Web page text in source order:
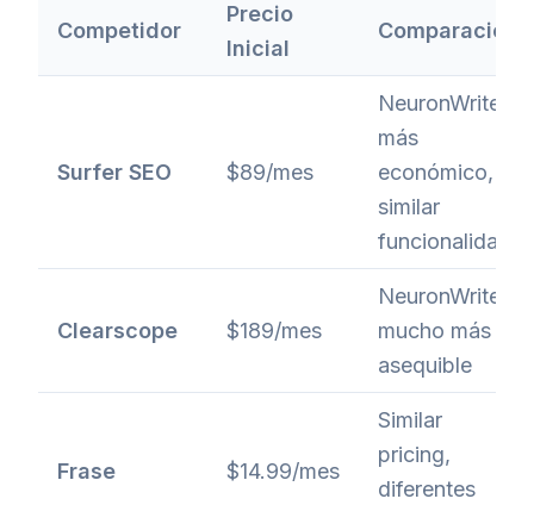
Competidor
Precio
Inicial
Comparación
Surfer SEO $89/mes
NeuronWriter
más
económico,
similar
funcionalidad
Clearscope $189/mes
NeuronWriter
mucho más
asequible
Frase $14.99/mes
Similar
pricing,
diferentes